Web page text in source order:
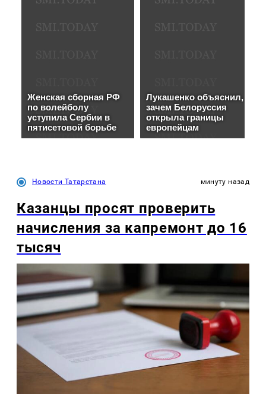
Новости Татарстана минуту назад
Казанцы просят проверить
начисления за капремонт до 16
тысяч